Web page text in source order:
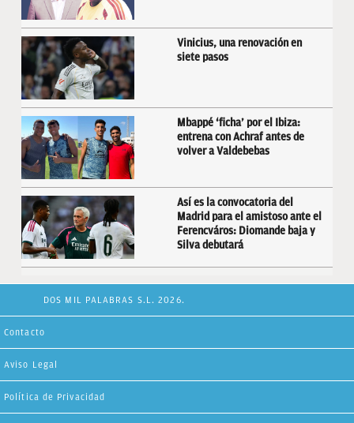
Vinicius, una renovación en
siete pasos
Mbappé ‘ficha’ por el Ibiza:
entrena con Achraf antes de
volver a Valdebebas
Así es la convocatoria del
Madrid para el amistoso ante el
Ferencváros: Diomande baja y
Silva debutará
DOS MIL PALABRAS S.L. 2026.
Contacto
Aviso Legal
Política de Privacidad